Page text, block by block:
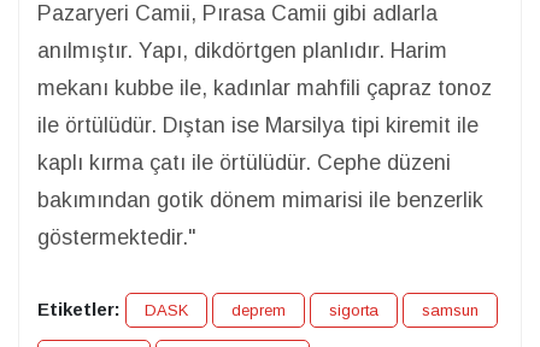
Pazaryeri Camii, Pırasa Camii gibi adlarla
anılmıştır. Yapı, dikdörtgen planlıdır. Harim
mekanı kubbe ile, kadınlar mahfili çapraz tonoz
ile örtülüdür. Dıştan ise Marsilya tipi kiremit ile
kaplı kırma çatı ile örtülüdür. Cephe düzeni
bakımından gotik dönem mimarisi ile benzerlik
göstermektedir."
Etiketler: DASK deprem sigorta samsun